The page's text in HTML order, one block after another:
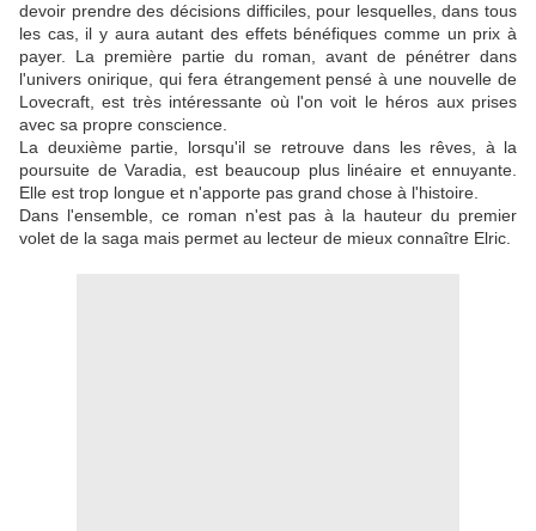
devoir prendre des décisions difficiles, pour lesquelles, dans tous
les cas, il y aura autant des effets bénéfiques comme un prix à
payer. La première partie du roman, avant de pénétrer dans
l'univers onirique, qui fera étrangement pensé à une nouvelle de
Lovecraft, est très intéressante où l'on voit le héros aux prises
avec sa propre conscience.
La deuxième partie, lorsqu'il se retrouve dans les rêves, à la
poursuite de Varadia, est beaucoup plus linéaire et ennuyante.
Elle est trop longue et n'apporte pas grand chose à l'histoire.
Dans l'ensemble, ce roman n'est pas à la hauteur du premier
volet de la saga mais permet au lecteur de mieux connaître Elric.